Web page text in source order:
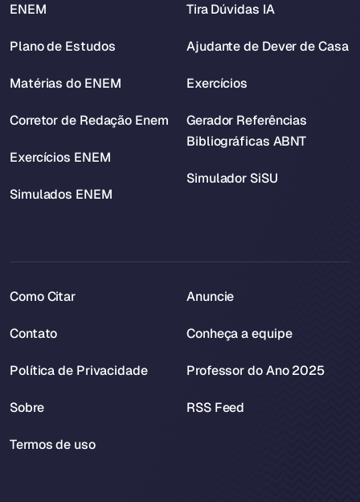
ENEM
Plano de Estudos
Matérias do ENEM
Corretor de Redação Enem
Exercícios ENEM
Simulados ENEM
Tira Dúvidas IA
Ajudante de Dever de Casa
Exercícios
Gerador Referências
Bibliográficas ABNT
Simulador SiSU
Como Citar
Contato
Política de Privacidade
Sobre
Termos de uso
Anuncie
Conheça a equipe
Professor do Ano 2025
RSS Feed